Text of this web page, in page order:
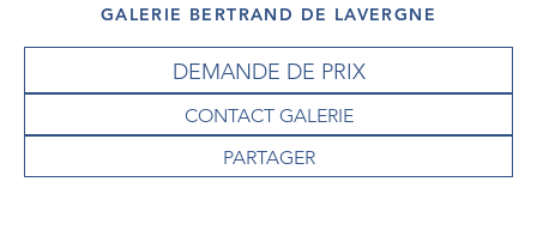
GALERIE BERTRAND DE LAVERGNE
DEMANDE DE PRIX
CONTACT GALERIE